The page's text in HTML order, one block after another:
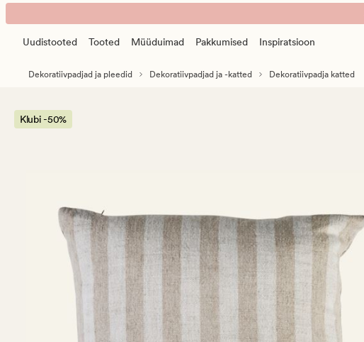
Hanna
dekoratiivpadja
banner.
PressUudistooted Tooted Müüduimad Pakkumised Inspiratsioon
Dekoratiivpadjad ja pleedid Dekoratiivpadjad ja -katted Dekoratiivpadja katted
Klubi -50%